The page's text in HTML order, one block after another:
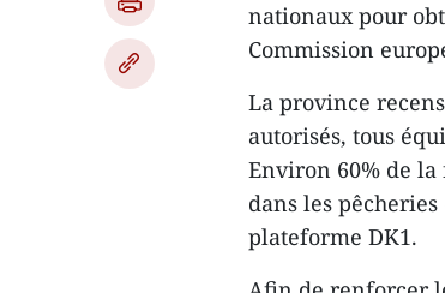
nationaux pour
Commission
La province
autorisés, tous
Environ 60% de la
dans les
plateforme DK1.